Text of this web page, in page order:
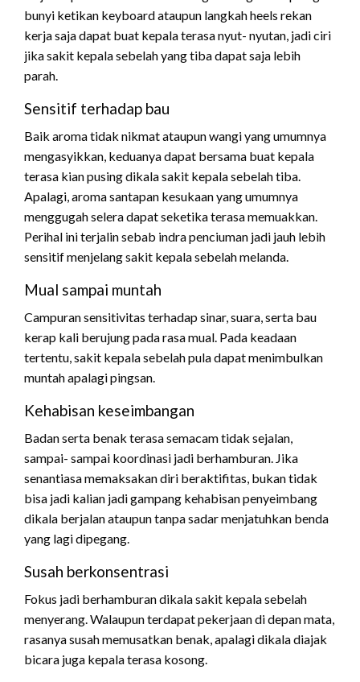
bunyi ketikan keyboard ataupun langkah heels rekan
kerja saja dapat buat kepala terasa nyut- nyutan, jadi ciri
jika sakit kepala sebelah yang tiba dapat saja lebih
parah.
Sensitif terhadap bau
Baik aroma tidak nikmat ataupun wangi yang umumnya
mengasyikkan, keduanya dapat bersama buat kepala
terasa kian pusing dikala sakit kepala sebelah tiba.
Apalagi, aroma santapan kesukaan yang umumnya
menggugah selera dapat seketika terasa memuakkan.
Perihal ini terjalin sebab indra penciuman jadi jauh lebih
sensitif menjelang sakit kepala sebelah melanda.
Mual sampai muntah
Campuran sensitivitas terhadap sinar, suara, serta bau
kerap kali berujung pada rasa mual. Pada keadaan
tertentu, sakit kepala sebelah pula dapat menimbulkan
muntah apalagi pingsan.
Kehabisan keseimbangan
Badan serta benak terasa semacam tidak sejalan,
sampai- sampai koordinasi jadi berhamburan. Jika
senantiasa memaksakan diri beraktifitas, bukan tidak
bisa jadi kalian jadi gampang kehabisan penyeimbang
dikala berjalan ataupun tanpa sadar menjatuhkan benda
yang lagi dipegang.
Susah berkonsentrasi
Fokus jadi berhamburan dikala sakit kepala sebelah
menyerang. Walaupun terdapat pekerjaan di depan mata,
rasanya susah memusatkan benak, apalagi dikala diajak
bicara juga kepala terasa kosong.